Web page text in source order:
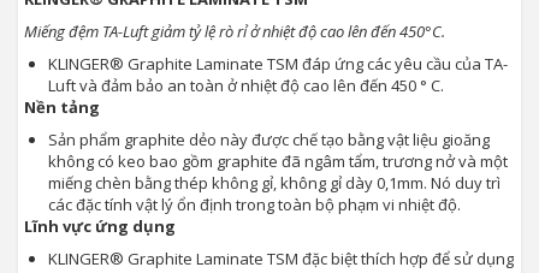
Miếng đệm TA-Luft giảm tỷ lệ rò rỉ ở nhiệt độ cao lên đến 450°C.
KLINGER® Graphite Laminate TSM đáp ứng các yêu cầu của TA-
Luft và đảm bảo an toàn ở nhiệt độ cao lên đến 450 ° C.
Nền tảng
Sản phẩm graphite dẻo này được chế tạo bằng vật liệu gioăng
không có keo bao gồm graphite đã ngâm tẩm, trương nở và một
miếng chèn bằng thép không gỉ, không gỉ dày 0,1mm. Nó duy trì
các đặc tính vật lý ổn định trong toàn bộ phạm vi nhiệt độ.
Lĩnh vực ứng dụng
KLINGER® Graphite Laminate TSM đặc biệt thích hợp để sử dụng